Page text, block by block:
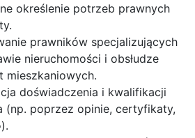
określenie potrzeb prawnych
prawników specjalizujących
nieruchomości i obsłudze
mieszkaniowych.
doświadczenia i kwalifikacji
(np. poprzez opinie, certyfikaty,